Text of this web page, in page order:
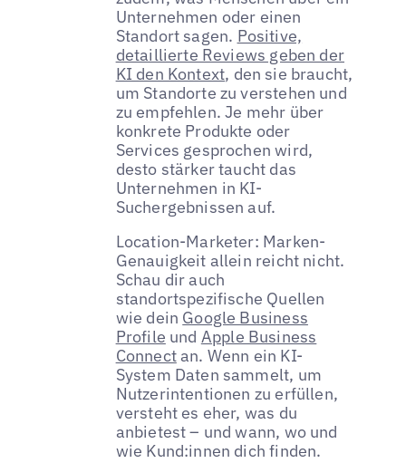
Unternehmen oder einen
Standort sagen. Positive,
detaillierte Reviews geben der
KI den Kontext, den sie braucht,
um Standorte zu verstehen und
zu empfehlen. Je mehr über
konkrete Produkte oder
Services gesprochen wird,
desto stärker taucht das
Unternehmen in KI-
Suchergebnissen auf.
Location-Marketer: Marken-
Genauigkeit allein reicht nicht.
Schau dir auch
standortspezifische Quellen
wie dein Google Business
Profile und Apple Business
Connectan. Wenn ein KI-
System Daten sammelt, um
Nutzerintentionen zu erfüllen,
versteht es eher, was du
anbietest – und wann, wo und
wie Kund:innen dich finden.